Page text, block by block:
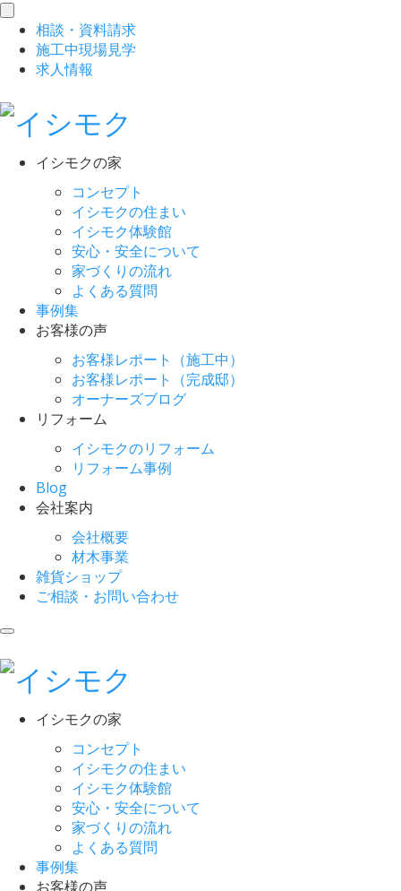
toggle
navigation
相談 ・ 資料請求
施工中現場見学
求人情報
イシモクの家
コンセプト
イシモクの住まい
イシモク体験館
安心・安全について
家づくりの流れ
よくある質問
事例集
お客様の声
お客様レポート（施工中）
お客様レポート（完成邸）
オーナーズブログ
リフォーム
イシモクのリフォーム
リフォーム事例
Blog
会社案内
会社概要
材木事業
雑貨ショップ
ご相談・お問い合わせ
イシモクの家
コンセプト
イシモクの住まい
イシモク体験館
安心・安全について
家づくりの流れ
よくある質問
事例集
お客様の声